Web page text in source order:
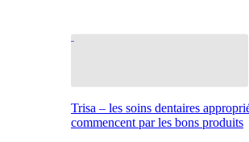
Trisa – les soins dentaires
commencent par les bons produits